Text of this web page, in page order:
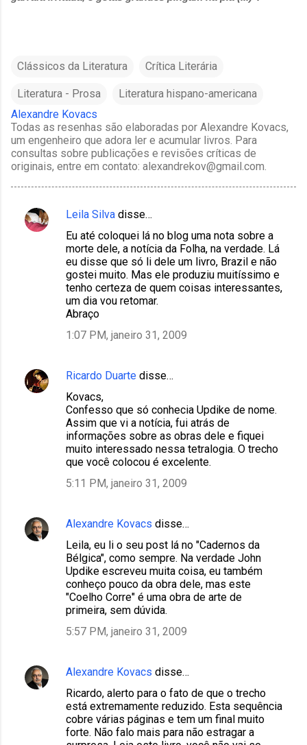
Clássicos da Literatura Crítica Literária
Literatura - Prosa
Literatura hispano-americana
Alexandre Kovacs
Todas as resenhas são elaboradas por Alexandre Kovacs,
um engenheiro que adora ler e acumular livros. Para
consultas sobre publicações e revisões críticas de
originais, entre em contato: alexandrekov@gmail.com.
C
i
o
Leila Silva disse…
Eu até coloquei lá no blog uma nota sobre a
morte dele, a notícia da Folha, na verdade. Lá
eu disse que só li dele um livro, Brazil e não
gostei muito. Mas ele produziu muitíssimo e
tenho certeza de quem coisas interessantes,
um dia vou retomar.
Abraço
1:07 PM, janeiro 31, 2009
Ricardo Duarte disse…
Kovacs,
Confesso que só conhecia Updike de nome.
Assim que vi a notícia, fui atrás de
informações sobre as obras dele e fiquei
muito interessado nessa tetralogia. O trecho
que você colocou é excelente.
5:11 PM, janeiro 31, 2009
Alexandre Kovacs disse…
Leila, eu li o seu post lá no "Cadernos da
Bélgica", como sempre. Na verdade John
Updike escreveu muita coisa, eu também
conheço pouco da obra dele, mas este
"Coelho Corre" é uma obra de arte de
primeira, sem dúvida.
5:57 PM, janeiro 31, 2009
Alexandre Kovacs disse…
Ricardo, alerto para o fato de que o trecho
está extremamente reduzido. Esta sequência
cobre várias páginas e tem um final muito
forte. Não falo mais para não estragar a